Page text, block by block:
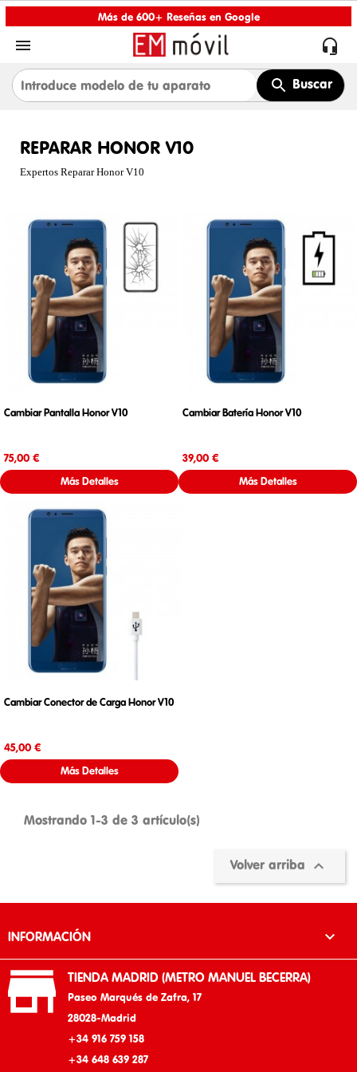
Más de 600+ Reseñas en Google
 
Buscar
REPARAR HONOR V10
Expertos Reparar Honor V10
Cambiar Pantalla Honor V10
75,00 €
Más Detalles
Cambiar Batería Honor V10
39,00 €
Más Detalles
Cambiar Conector de Carga Honor V10
45,00 €
Más Detalles
Mostrando 1-3 de 3 artículo(s)
Volver arriba 
INFORMACIÓN 
 TIENDA MADRID (METRO MANUEL BECERRA)
Paseo Marqués de Zafra, 17
28028-Madrid
+34 916 759 158
+34 648 639 287